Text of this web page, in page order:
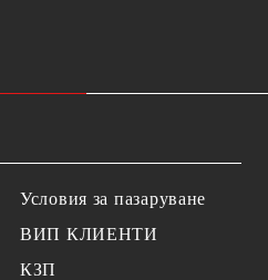
Условия за пазаруване
ВИП КЛИЕНТИ
КЗП